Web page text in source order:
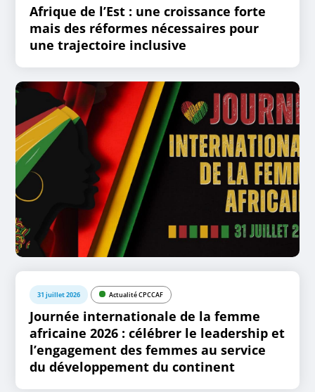
Afrique de l’Est : une croissance forte
mais des réformes nécessaires pour
une trajectoire inclusive
31 juillet 2026 Actualité CPCCAF
Journée internationale de la femme
africaine 2026 : célébrer le leadership et
l’engagement des femmes au service
du développement du continent